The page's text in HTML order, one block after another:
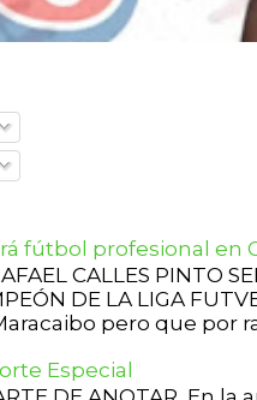
fútbol profesional en
CALLES PINTO
DE LA LIGA
pero que por
Especial